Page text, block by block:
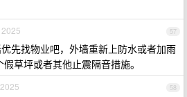
57
先找物业吧，外墙重新上防水或者加雨
草坪或者其他止震隔音措施。
58